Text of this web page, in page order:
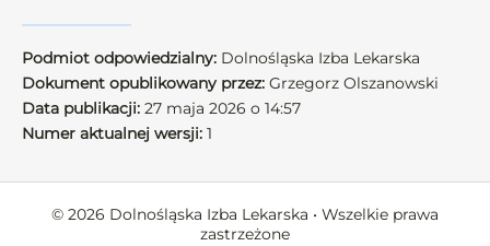
Podmiot odpowiedzialny: Dolnośląska Izba Lekarska
Dokument opublikowany przez: Grzegorz Olszanowski
Data publikacji: 27 maja 2026 o 14:57
Numer aktualnej wersji: 1
© 2026 Dolnośląska Izba Lekarska • Wszelkie prawa
zastrzeżone